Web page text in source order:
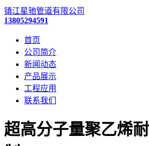
镇江星驰管道有限公司
13805294591
首页
公司简介
新闻动态
产品展示
工程应用
联系我们
超高分子量聚乙烯